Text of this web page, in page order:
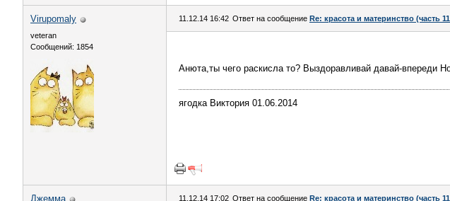
Virupomaly
veteran
Сообщений: 1854
11.12.14 16:42 Ответ на сообщение Re: красота и материнство (часть
Анюта,ты чего раскисла то? Выздоравливай давай-впереди
ягодка Виктория 01.06.2014
Джемма 11.12.14 17:02 Ответ на сообщение Re: красота и материнство (часть